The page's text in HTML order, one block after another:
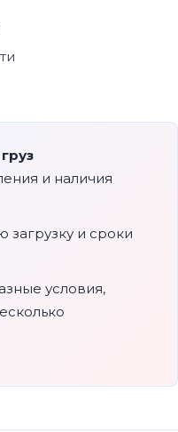
и наличия
загрузку и сроки
условия,